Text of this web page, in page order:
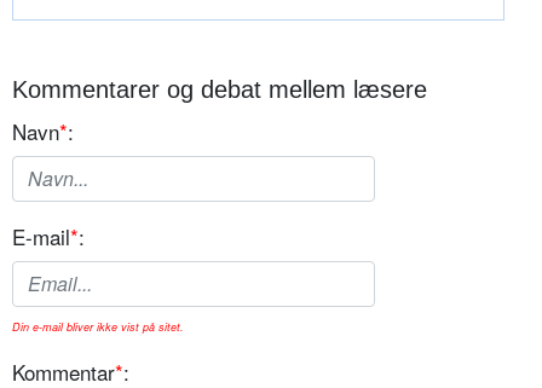
Kommentarer og debat mellem læsere
Navn*:
E-mail*:
Din e-mail bliver ikke vist på sitet.
Kommentar*: